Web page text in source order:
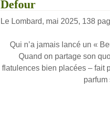
Defour
Le Lombard, mai 2025, 138
Qui n’a jamais lancé un «
Quand on partage son
flatulences bien placées – fait
parfum